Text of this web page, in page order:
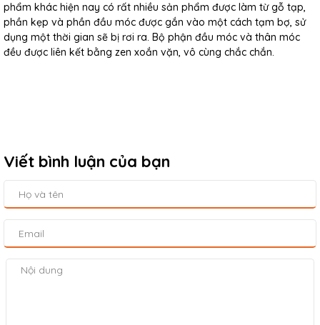
phẩm khác hiện nay có rất nhiều sản phẩm được làm từ gỗ tạp,
phần kẹp và phần đầu móc được gắn vào một cách tạm bợ, sử
dụng một thời gian sẽ bị rơi ra. Bộ phận đầu móc và thân móc
đều được liên kết bằng zen xoắn vặn, vô cùng chắc chắn.
Viết bình luận của bạn